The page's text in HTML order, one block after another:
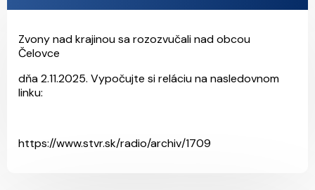
Zvony nad krajinou sa rozozvučali nad obcou
Čelovce
dňa 2.11.2025. Vypočujte si reláciu na nasledovnom
linku:
https://www.stvr.sk/radio/archiv/1709